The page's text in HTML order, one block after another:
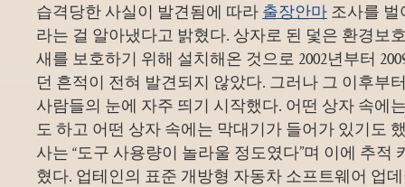
습격당한 사실이 발견됨에 따라 출장안마 조사를
라는 걸 알아냈다고 밝혔다. 상자로 된 덫은 환경보
새를 보호하기 위해 설치해온 것으로 2002년부터
던 흔적이 전혀 발견되지 않았다. 그러나 그 이후부
사람들의 눈에 자주 띄기 시작했다. 어떤 상자 속에
도 하고 어떤 상자 속에는 막대기가 들어가 있기도
사는 “도구 사용량이 놀라울 정도였다”며 이에 추적
혔다. 업테인의 표준 개방형 자동차 소프트웨어 업